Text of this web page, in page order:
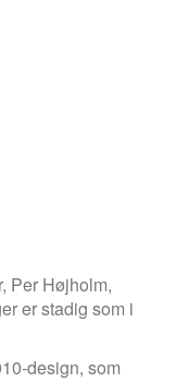
Per Højholm,
er stadig som i
design, som